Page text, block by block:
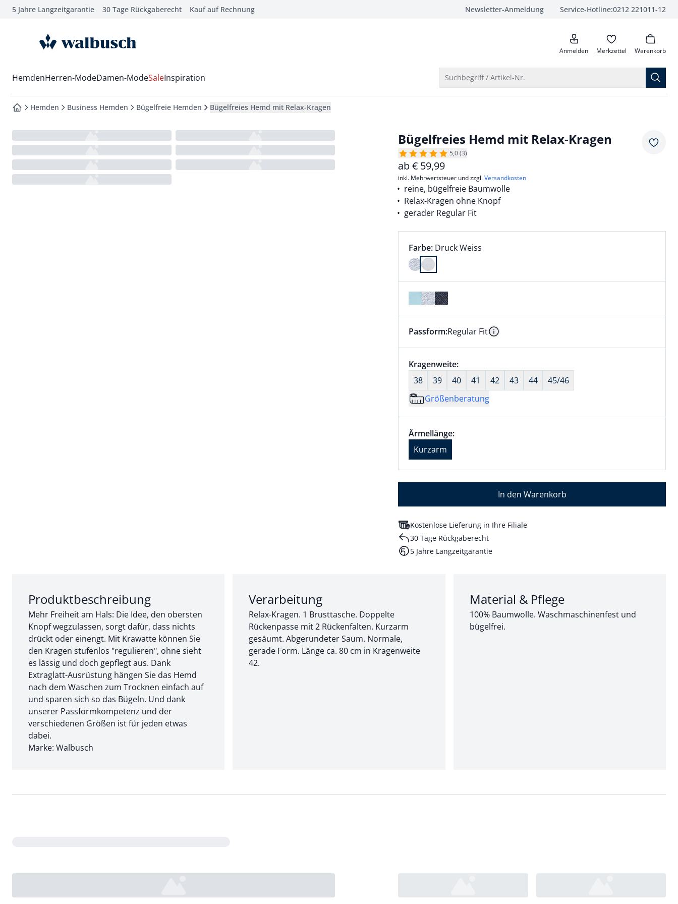
springen
springen
springen
5 Jahre Langzeitgarantie 30 Tage Rückgaberecht Kauf auf Rechnung Newsletter-Anmeldung Service-Hotline:0212 221011-12
anrufen
zur Startseite Anmelden Merkzettel Warenkorb
Wechsel in das Menü mit Pfeil-Runter Taste
HemdenHerren-ModeDamen-ModeSaleInspiration Suchbegriff / Artikel-Nr.
zur Startseite
Hemden Business Hemden Bügelfreie Hemden Bügelfreies Hemd mit Relax-Kragen
Bügelfreies Hemd mit Relax-Kragen
5,0 (3)
ab€ 59,99
inkl. Mehrwertsteuer und zzgl.Versandkosten
reine, bügelfreie Baumwolle
Relax-Kragen ohne Knopf
gerader Regular Fit
Farbauswahl:
Farbe: aktuell ausgewählt:
Druck Weiss
Farbe Druck Weiss ausgewählt
Dieser Artikel hat die Passform Regular Fit. für Informationen zu
Passform:Regular Fit Information
Größenauswahl:
Kragenweite:nichts ausgewählt
38
39 40 41 42 43 44
45/46
Größenberatung
Größenauswahl:
Ärmellänge:
Ärmellänge Kurzarm ausgewählt
Kurzarm
In den Warenkorb
Kostenlose Lieferung in Ihre Filiale
30 Tage Rückgaberecht
5 Jahre Langzeitgarantie
Abschnitt 1 von 3:
Produktbeschreibung
Mehr Freiheit am Hals: Die Idee, den obersten
Knopf wegzulassen, sorgt dafür, dass nichts
drückt oder einengt. Mit Krawatte können Sie
den Kragen stufenlos "regulieren", ohne sieht
es lässig und doch gepflegt aus. Dank
Extraglatt-Ausrüstung hängen Sie das Hemd
nach dem Waschen zum Trocknen einfach auf
und sparen sich so das Bügeln. Und dank
unserer Passformkompetenz und der
verschiedenen Größen ist für jeden etwas
dabei.
Marke: Walbusch
Abschnitt 2 von 3:
Verarbeitung
Relax-Kragen. 1 Brusttasche. Doppelte
Rückenpasse mit 2 Rückenfalten. Kurzarm
gesäumt. Abgerundeter Saum. Normale,
gerade Form. Länge ca. 80 cm in Kragenweite
42.
Abschnitt 3 von 3:
Material & Pflege
100% Baumwolle. Waschmaschinenfest und
bügelfrei.